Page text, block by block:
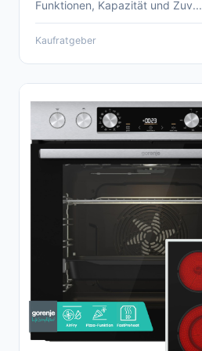
Funktionen, Kapazität und Zuv...
Kaufratgeber